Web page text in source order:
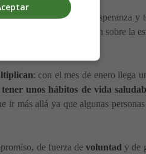
dieta con mucha esperanza y
mucha información sobre la
: con el mes de enero llega
unos hábitos de vida
ir más allá ya que algunas
de fuerza devoluntad y de